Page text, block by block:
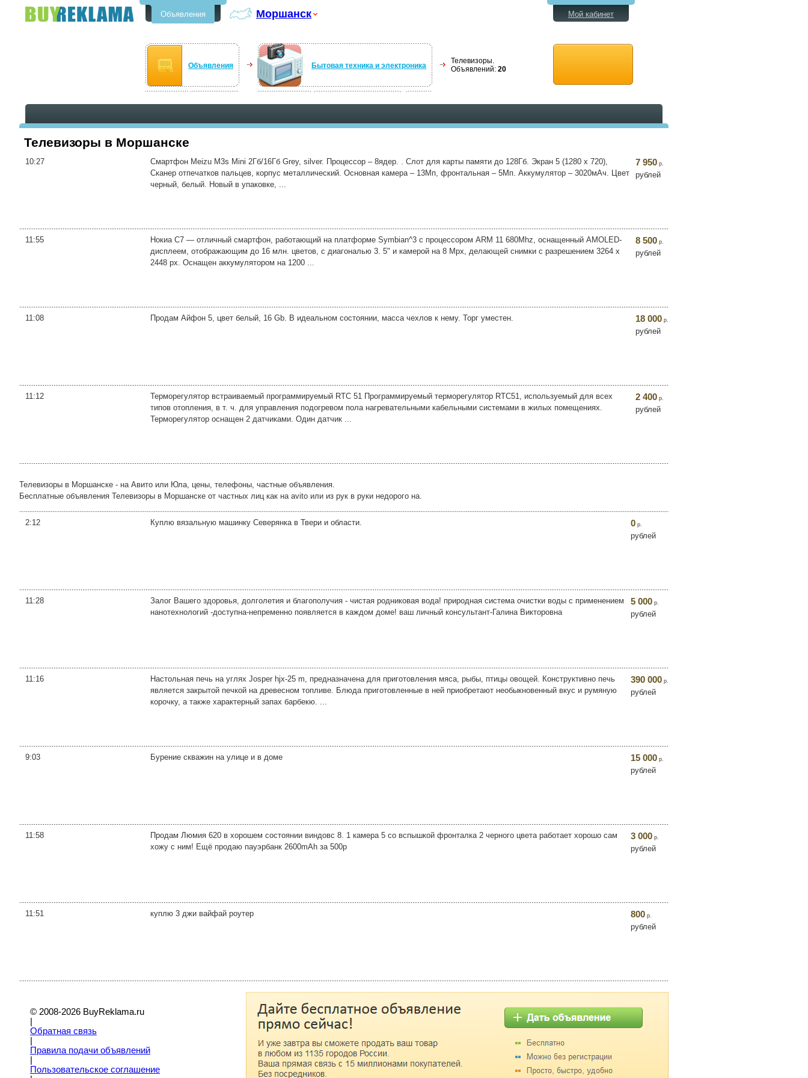
Объявления Моршанск
Объявления Бытовая техника и электроника
Телевизоры.
Объявлений: 20
Мой кабинет
Телевизоры в Моршанске
10:27
Смартфон Meizu M3s Mini 2Гб/16Гб Grey, silver. Процессор – 8ядер. . Слот для карты памяти до 128Гб. Экран 5 (1280 х 720),
Сканер отпечатков пальцев, корпус металлический. Основная камера – 13Мп, фронтальная – 5Мп. Аккумулятор – 3020мАч. Цвет
черный, белый. Новый в упаковке, ...
7 950 р.
рублей
11:55
Нокиа C7 — отличный смартфон, работающий на платформе Symbian^3 с процессором ARM 11 680Mhz, оснащенный AMOLED-
дисплеем, отображающим до 16 млн. цветов, с диагональю 3. 5" и камерой на 8 Mpx, делающей снимки с разрешением 3264 x
2448 px. Оснащен аккумулятором на 1200 ...
8 500 р.
рублей
11:08 Продам Айфон 5, цвет белый, 16 Gb. В идеальном состоянии, масса чехлов к нему. Торг уместен. 18 000 р.
рублей
11:12
Терморегулятор встраиваемый программируемый RTC 51 Программируемый терморегулятор RTC51, используемый для всех
типов отопления, в т. ч. для управления подогревом пола нагревательными кабельными системами в жилых помещениях.
Терморегулятор оснащен 2 датчиками. Один датчик ...
2 400 р.
рублей
Телевизоры в Моршанске - на Авито или Юла, цены, телефоны, частные объявления.
Бесплатные объявления Телевизоры в Моршанске от частных лиц как на avito или из рук в руки недорого на.
2:12 Куплю вязальную машинку Северянка в Твери и области. 0 р.
рублей
11:28
Залог Вашего здоровья, долголетия и благополучия - чистая родниковая вода! природная система очистки воды с применением
нанотехнологий -доступна-непременно появляется в каждом доме! ваш личный консультант-Галина Викторовна
5 000 р.
рублей
11:16
Настольная печь на углях Josper hjx-25 m, предназначена для приготовления мяса, рыбы, птицы овощей. Конструктивно печь
является закрытой печкой на древесном топливе. Блюда приготовленные в ней приобретают необыкновенный вкус и румяную
корочку, а также характерный запах барбекю. ...
390 000 р.
рублей
9:03 Бурение скважин на улице и в доме 15 000 р.
рублей
11:58
Продам Люмия 620 в хорошем состоянии виндовс 8. 1 камера 5 со вспышкой фронталка 2 черного цвета работает хорошо сам
хожу с ним! Ещё продаю пауэрбанк 2600mAh за 500р
3 000 р.
рублей
11:51 куплю 3 джи вайфай роутер 800 р.
рублей
© 2008-2026 BuyReklama.ru
Обратная связь
Правила подачи объявлений
Пoльзовательское соглашение